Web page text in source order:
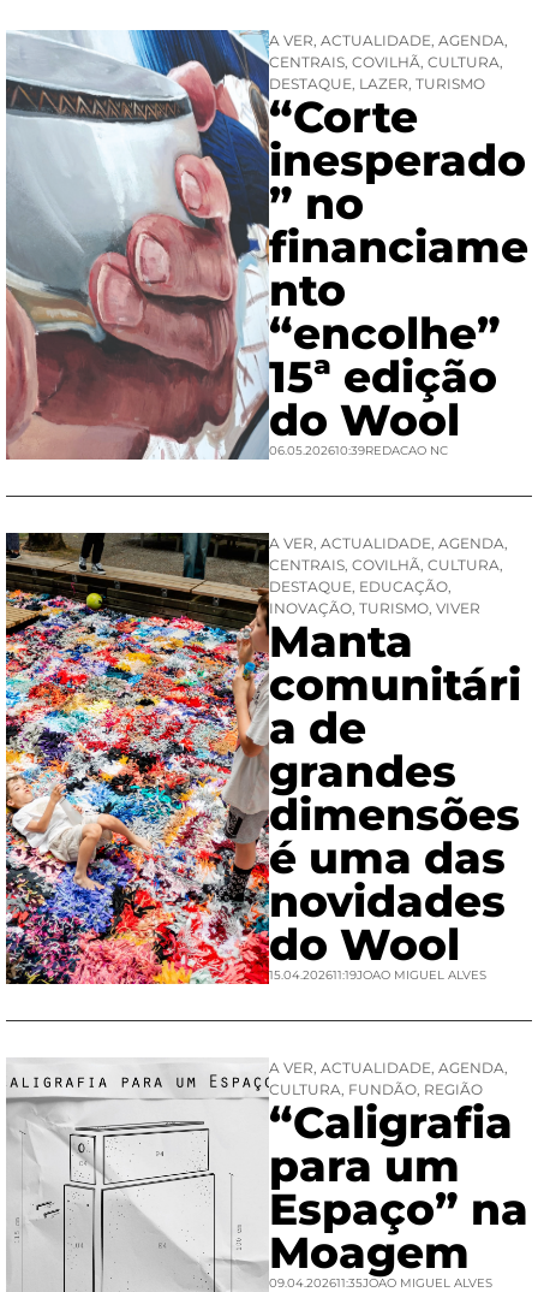
A VER, ACTUALIDADE, AGENDA,
CENTRAIS, COVILHÃ, CULTURA,
DESTAQUE, LAZER, TURISMO
“Corte
inesperado
” no
financiame
nto
“encolhe”
15ª edição
do Wool
06.05.202610:39REDACAO NC
A VER, ACTUALIDADE, AGENDA,
CENTRAIS, COVILHÃ, CULTURA,
DESTAQUE, EDUCAÇÃO,
INOVAÇÃO, TURISMO, VIVER
Manta
comunitári
a de
grandes
dimensões
é uma das
novidades
do Wool
15.04.202611:19JOAO MIGUEL ALVES
A VER, ACTUALIDADE, AGENDA,
CULTURA, FUNDÃO, REGIÃO
“Caligrafia
para um
Espaço” na
Moagem
09.04.202611:35JOAO MIGUEL ALVES